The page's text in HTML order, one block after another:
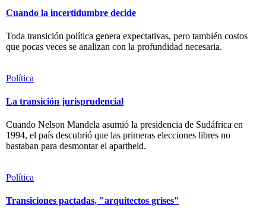
Cuando la incertidumbre decide
Toda transición política genera expectativas, pero también costos
que pocas veces se analizan con la profundidad necesaria.
Política
La transición jurisprudencial
Cuando Nelson Mandela asumió la presidencia de Sudáfrica en
1994, el país descubrió que las primeras elecciones libres no
bastaban para desmontar el apartheid.
Política
Transiciones pactadas, "arquitectos grises"